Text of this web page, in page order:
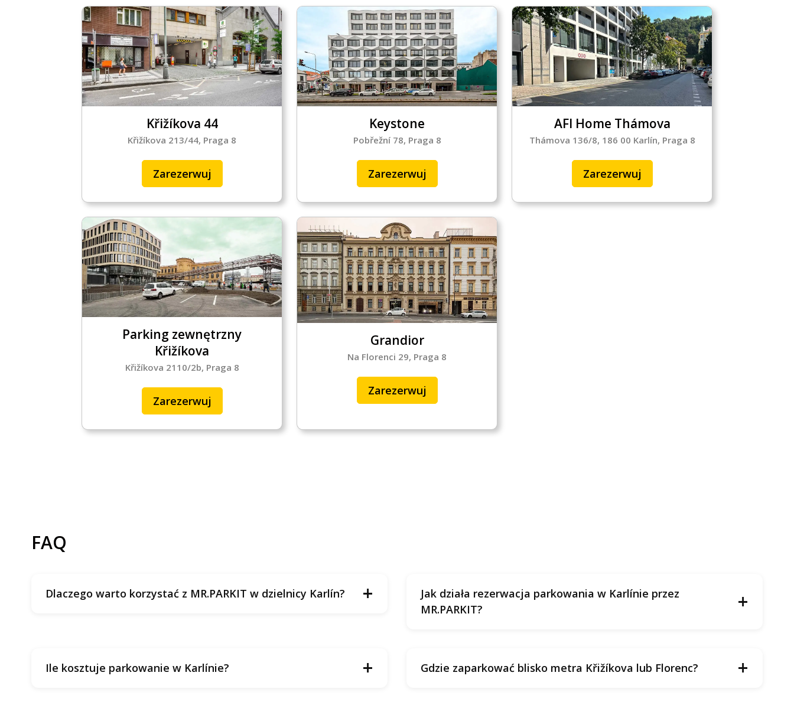
Křižíkova 44
Křižíkova 213/44, Praga 8
Zarezerwuj
Keystone
Pobřežní 78, Praga 8
Zarezerwuj
AFI Home Thámova
Thámova 136/8, 186 00 Karlín, Praga 8
Zarezerwuj
Parking zewnętrzny
Křižíkova
Křižíkova 2110/2b, Praga 8
Zarezerwuj
Grandior
Na Florenci 29, Praga 8
Zarezerwuj
FAQ
Dlaczego warto korzystać z MR.PARKIT w dzielnicy Karlín? +
Jak działa rezerwacja parkowania w Karlínie przez
MR.PARKIT?
+
Ile kosztuje parkowanie w Karlínie? + Gdzie zaparkować blisko metra Křižíkova lub Florenc? +